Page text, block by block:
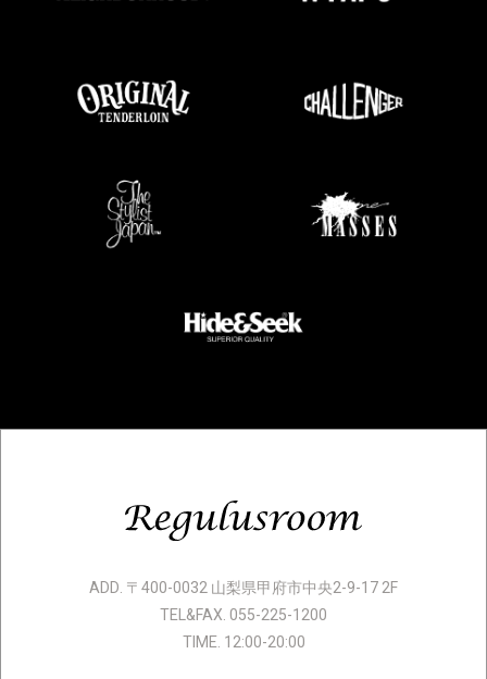
ADD. 〒400-0032 山梨県甲府市中央2-9-17 2F
TEL&FAX. 055-225-1200
TIME. 12:00-20:00